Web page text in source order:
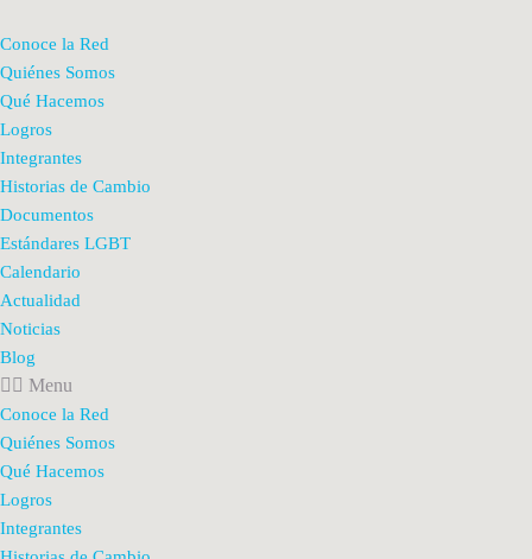
Conoce la Red
Quiénes Somos
Qué Hacemos
Logros
Integrantes
Historias de Cambio
Documentos
Estándares LGBT
Calendario
Actualidad
Noticias
Blog
Menu
Conoce la Red
Quiénes Somos
Qué Hacemos
Logros
Integrantes